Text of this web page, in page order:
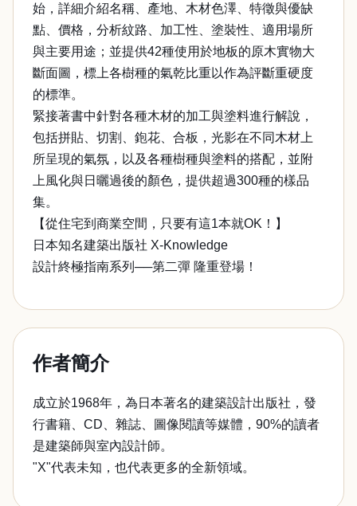
始，詳細介紹名稱、產地、木材色澤、特徵與優缺
點、價格，分析紋路、加工性、塗裝性、適用場所
與主要用途；並提供42種使用於地板的原木實物大
斷面圖，標上各樹種的氣乾比重以作為評斷重硬度
的標準。
緊接著書中針對各種木材的加工與塗料進行解說，
包括拼貼、切割、鉋花、合板，光影在不同木材上
所呈現的氣氛，以及各種樹種與塗料的搭配，並附
上風化與日曬過後的顏色，提供超過300種的樣品
集。
【從住宅到商業空間，只要有這1本就OK！】
日本知名建築出版社 X-Knowledge
設計終極指南系列──第二彈 隆重登場！
作者簡介
成立於1968年，為日本著名的建築設計出版社，發
行書籍、CD、雜誌、圖像閱讀等媒體，90%的讀者
是建築師與室內設計師。
"X"代表未知，也代表更多的全新領域。